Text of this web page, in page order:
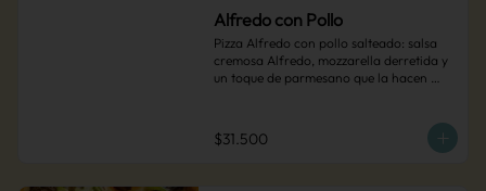
Alfredo con Pollo
Pizza Alfredo con pollo salteado: salsa
cremosa Alfredo, mozzarella derretida y
un toque de parmesano que la hacen
$31.500